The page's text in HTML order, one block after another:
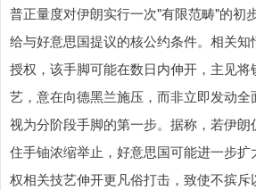
普正量度对伊朗实行一次"有限范畴"的初
给与好意思国提议的核公约条件。相关
授权，该手脚可能在数日内伸开，主见
艺，意在向德黑兰施压，而非立即发动
视为分阶段手脚的第一步。据称，若伊
住手铀浓缩举止，好意思国可能进一步
权相关技艺伸开更凡俗打击，致使不摈